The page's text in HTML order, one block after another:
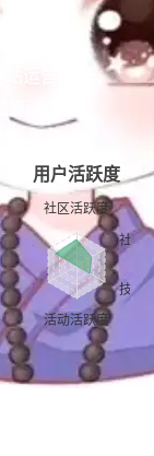
站运营/站长,
法
用户活跃度